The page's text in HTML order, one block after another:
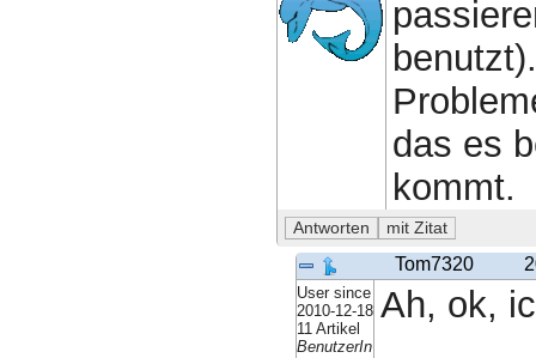
das es
kommt.
Tom7320
User since
2010-12-18
11 Artikel
BenutzerIn
Ah, ok,